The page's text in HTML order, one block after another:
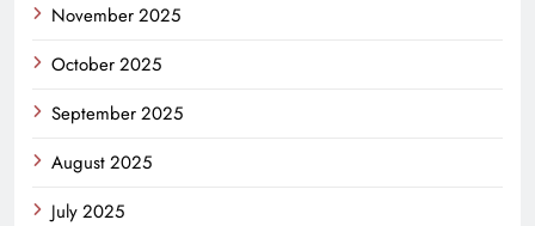
November 2025
October 2025
September 2025
August 2025
July 2025